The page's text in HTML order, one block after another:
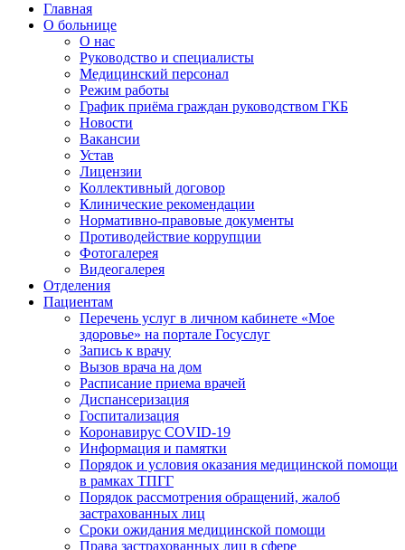
Главная
О больнице
О нас
Руководство и специалисты
Медицинский персонал
Режим работы
График приёма граждан руководством ГКБ
Новости
Вакансии
Устав
Лицензии
Коллективный договор
Клинические рекомендации
Нормативно-правовые документы
Противодействие коррупции
Фотогалерея
Видеогалерея
Отделения
Пациентам
Перечень услуг в личном кабинете «Мое
здоровье» на портале Госуслуг
Запись к врачу
Вызов врача на дом
Расписание приема врачей
Диспансеризация
Госпитализация
Коронавирус COVID-19
Информация и памятки
Порядок и условия оказания медицинской помощи
в рамках ТПГГ
Порядок рассмотрения обращений, жалоб
застрахованных лиц
Сроки ожидания медицинской помощи
Права застрахованных лиц в сфере